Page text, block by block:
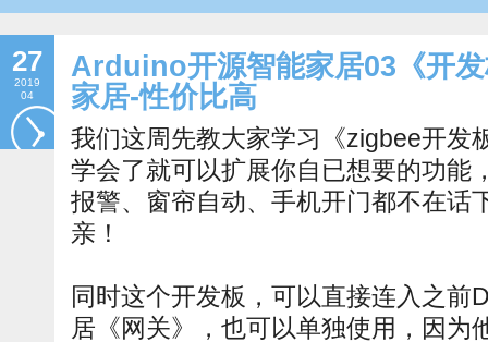
27
2019
04
Arduino开源智能家居03《开
家居-性价比高
我们这周先教大家学习《zigbee开发
学会了就可以扩展你自已想要的功能
报警、窗帘自动、手机开门都不在话
亲！
同时这个开发板，可以直接连入之前
居《网关》，也可以单独使用，因为